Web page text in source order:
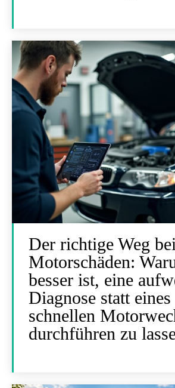
Der richtige Weg bei
Motorschäden:
besser ist, eine
Diagnose statt eines
schnellen
durchführen zu